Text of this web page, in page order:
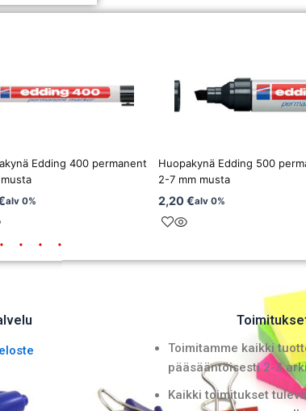
Edding 400 permanent
alv 0%
Huopakynä Edding 500
2-7 mm musta
2,20€alv 0%
Toimitamme kaikki
pääsääntöisesti 2-3
Kaikki toimitukset